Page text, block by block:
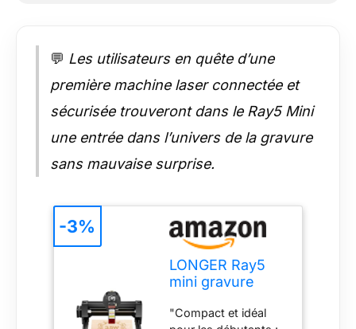
et logiciels
compatibles :
connectez l’appareil
via USB, Wi-Fi ou
application – un
mode hors ligne est
également
et LightBurn (payant).
Le service client est à
votre disposition à
tout moment avec un
"Gravure et découpe
💬 Les utilisateurs en quête d’une
première machine laser connectée et
sécurisée trouveront dans le Ray5 Mini
une entrée dans l’univers de la gravure
sans mauvaise surprise.
LONGER Ray5
mini gravure
laser CNC 3,5W
"Compact et idéal
-3%